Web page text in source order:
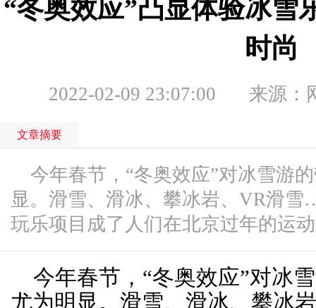
“冬奥效应”凸显体验冰雪
时尚
2022-02-09 23:07:00 来源：
文章摘要
今年春节，“冬奥效应”对冰雪游
显。滑雪、滑冰、攀冰岩、VR滑
玩乐项目成了人们在北京过年的运
今年春节，“冬奥效应”对冰
尤为明显。滑雪、滑冰、攀冰